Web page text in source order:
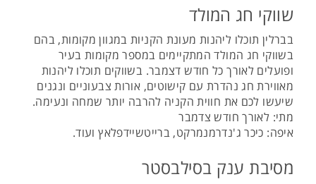
שווקי חג המולד
בברלין תוכלו ליהנות מעונת הקניות במגוון מקומות, בהם
בשווקי חג המולד המתקיימים במספר מקומות בעיר
ופועלים לאורך כל חודש דצמבר. בשווקים תוכלו ליהנות
מאווירת חג נהדרת עם קישוטים, אורות צבעוניים ונגנים
שיעשו לכם את חווית הקניה להרבה יותר שמחה ונעימה.
מתי: לאורך חודש צדמבר
איפה: כיכר ג'נדרמנמרקט, ברייטשיידפלאץ ועוד.
מסיבת ענק בסילבסטר